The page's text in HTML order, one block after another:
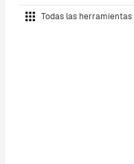
Todas las herramientas